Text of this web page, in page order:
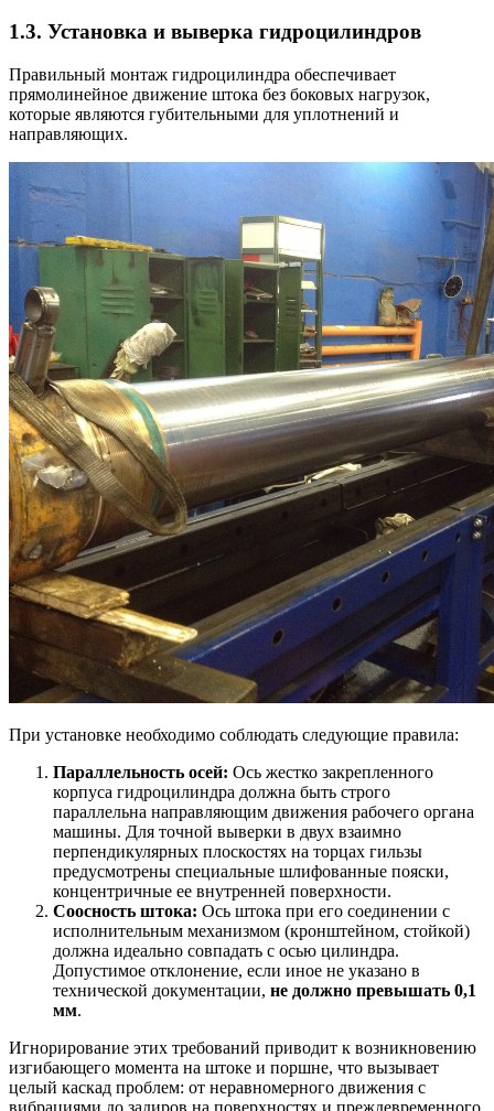
1.3. Установка и выверка гидроцилиндров
Правильный монтаж гидроцилиндра обеспечивает
прямолинейное движение штока без боковых нагрузок,
которые являются губительными для уплотнений и
направляющих.
При установке необходимо соблюдать следующие правила:
Параллельность осей: Ось жестко закрепленного
корпуса гидроцилиндра должна быть строго
параллельна направляющим движения рабочего органа
машины. Для точной выверки в двух взаимно
перпендикулярных плоскостях на торцах гильзы
предусмотрены специальные шлифованные пояски,
концентричные ее внутренней поверхности.
Соосность штока: Ось штока при его соединении с
исполнительным механизмом (кронштейном, стойкой)
должна идеально совпадать с осью цилиндра.
Допустимое отклонение, если иное не указано в
технической документации, не должно превышать 0,1
мм.
Игнорирование этих требований приводит к возникновению
изгибающего момента на штоке и поршне, что вызывает
целый каскад проблем: от неравномерного движения с
вибрациями до задиров на поверхностях и преждевременного